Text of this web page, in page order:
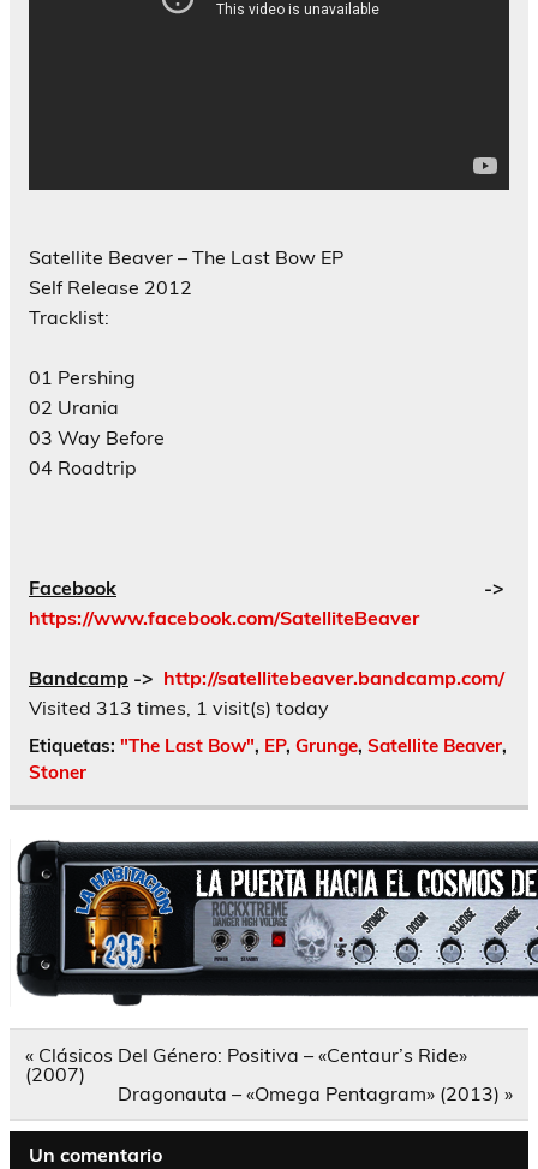
Satellite Beaver – The Last Bow EP
Self Release 2012
Tracklist:
01 Pershing
02 Urania
03 Way Before
04 Roadtrip
Facebook ->
https://www.facebook.com/SatelliteBeaver
Bandcamp -> http://satellitebeaver.bandcamp.com/
Visited 313 times, 1 visit(s) today
Etiquetas: "The Last Bow", EP, Grunge, Satellite Beaver,
Stoner
Navegación
de
entradas
« Clásicos Del Género: Positiva – «Centaur’s Ride»
(2007)
Dragonauta – «Omega Pentagram» (2013) »
Un comentario